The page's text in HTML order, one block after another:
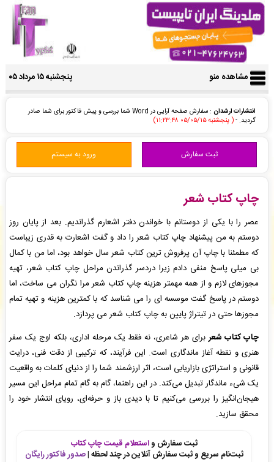
پنجشنبه ۱۵ مرداد ۰۵ مشاهده منو
انتشارات ارشدان
: سفارش صفحه آرایی در Word شما بررسی و پیش فاکتور برای شما صادر
گردید. -( پنجشنبه ۰۵/۰۵/۱۵ ۱۱:۲۳:۴۸)
مهرداد گشتاسب: سفارش چاپ و نشر کتاب شما بررسی و پیش فاکتور برای شما صادر گردید. -(
پنجشنبه ۰۵/۰۵/۱۵ ۱۱:۲۰:۳۴)
انتشارات ارشدان: سفارش طراحی جلد کتاب شما بررسی و پیش فاکتور برای شما صادر گردید. -
پنجشنبه ۰۵/۰۵/۱۵ ۱۱:۱۹:۰۷)
برای دریافت سفارش خود اقدام نمایید. -
انتشارات ارشدان
: سفارش طراحی جلد کتاب شما ثبت شد به زودی توسط اپراتور بررسی خواهد
( پنجشنبه ۰۵/۰۵/۱۵ ۱۱:۱۷:۳۴)
هستى عباسى
: قسط سفارش چاپ و نشر کتاب شما با موفقیت پرداخت شده است و سفارش در
حال انجام میباشد. -( پنجشنبه ۰۵/۰۵/۱۵ ۱۱:۱۷:۲۶)
محمدرضا خراسانی: سفارش صفحه آرایی در ایندزاین شما ثبت شد به زودی توسط اپراتور بررسی
خواهد شد. -( پنجشنبه ۰۵/۰۵/۱۵ ۱۱:۱۵:۴۷)
انتشارات ارشدان : سفارش طراحی جلد کتاب شما بررسی و پیش فاکتور برای شما صادر گردید. - (
انتشارات ارشدان : سفارش طراحی جلد کتاب شما ثبت شد به زودی توسط اپراتور بررسی خواهد
شد. -( پنجشنبه ۰۵/۰۵/۱۵ ۱۱:۳۱:۱۱)
مهدیه اکبری
: سفارش چاپ و نشر کتاب شما بررسی و پیش فاکتور برای شما صادر گردید. -
پنجشنبه ۰۵/۰۵/۱۵ ۱۱:۲۹:۳۶)
ثبت سفارش ورود به سیستم
چاپ کتاب شعر
عصر را با یکی از دوستانم با خواندن دفتر اشعارم گذراندیم. بعد از پایان روز
دوستم به من پیشنهاد چاپ کتاب شعر را داد و گفت اشعارت به قدری زیباست
که مطمئنا با چاپ آن پرفروش ترین کتاب شعر سال خواهد بود، اما من با کمال
بی میلی پاسخ منفی دادم زیرا دردسر گذراندن مراحل چاپ کتاب شعر، تهیه
مجوزهای لازم و از همه مهمتر هزینه چاپ کتاب شعر مرا نگران می ساخت، اما
دوستم در پاسخ گفت موسسه ای را می شناسد که با کمترین هزینه و تهیه تمام
مجوزها حتی در تیتراژ پایین به چاپ کتاب شعر می پردازد.
چاپ کتاب شعربرای هر شاعری، نه فقط یک مرحله اداری، بلکه اوج یک سفر
هنری و نقطه آغاز ماندگاری است. این فرآیند، که ترکیبی از دقت فنی، درایت
قانونی و استراتژی بازاریابی است، اثر ارزشمند شما را از دنیای کلمات به واقعیت
یک شیء ماندگار تبدیل می‌کند. در این راهنما، گام به گام تمام مراحل این مسیر
هیجان‌انگیز را بررسی می‌کنیم تا با دیدی باز و حرفه‌ای، رویای انتشار خود را
محقق سازید.
ثبت سفارش واستعلام قیمت چاپ کتاب
ثبت‌نام سریع و ثبت سفارش آنلاین در چند لحظه |صدور فاکتور رایگان